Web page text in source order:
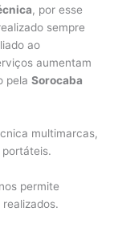
, por esse
sempre
ao
aumentam
pelaSorocaba
multimarcas,
permite